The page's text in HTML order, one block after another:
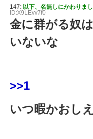
147: 以下、名無しにかわりま
ID:X9LEvv7f0
金に群がる奴
いないな
>>1
いつ暇かおし